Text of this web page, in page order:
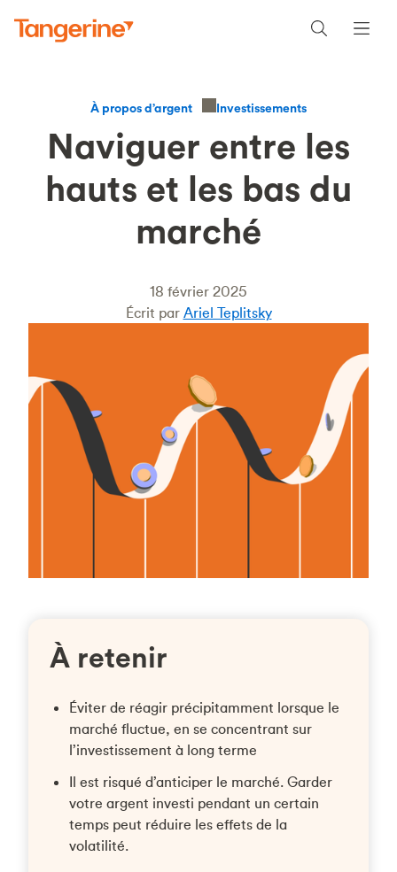
À propos d’argent Investissements
Naviguer entre les
hauts et les bas du
marché
18 février 2025
Écrit par Ariel Teplitsky
À retenir
Éviter de réagir précipitamment lorsque le
marché fluctue, en se concentrant sur
l’investissement à long terme
Il est risqué d’anticiper le marché. Garder
votre argent investi pendant un certain
temps peut réduire les effets de la
volatilité.